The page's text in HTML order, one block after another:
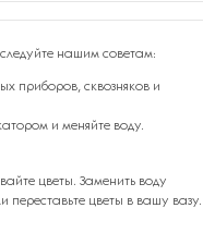
нашим советам:
приборов, сквозняков и
и меняйте воду.
цветы. Заменить воду
переставьте цветы в вашу вазу.